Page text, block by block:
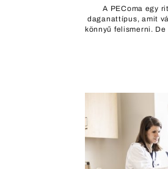
A PEComa egy
daganattípus, amit
könnyű felismerni.